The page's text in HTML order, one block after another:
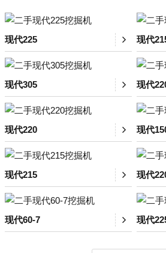
现代225 现代
现代305 现代
现代220 现代
现代215 现代
现代60-7 现代